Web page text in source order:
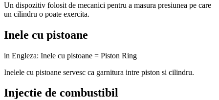
Un dispozitiv folosit de mecanici pentru a masura presiunea pe care
un cilindru o poate exercita.
Inele cu pistoane
in Engleza: Inele cu pistoane = Piston Ring
Inelele cu pistoane servesc ca garnitura intre piston si cilindru.
Injectie de combustibil